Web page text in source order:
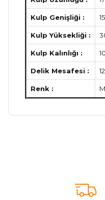
Kulp Genişliği :
Kulp Yüksekliği :
Kulp Kalınlığı :
Delik Mesafesi :
Renk :
Ürün açıklamasında